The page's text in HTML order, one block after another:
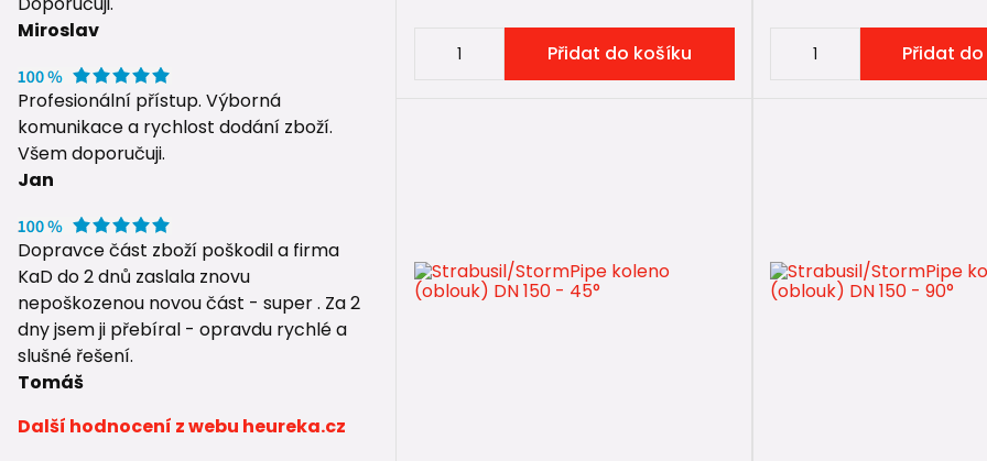
Miroslav
Profesionální přístup. Výborná
komunikace a rychlost dodání zboží.
Všem doporučuji.
Jan
Dopravce část zboží poškodil a firma
KaD do 2 dnů zaslala znovu
nepoškozenou novou část - super . Za 2
dny jsem ji přebíral - opravdu rychlé a
slušné řešení.
Tomáš
Další hodnocení z webu heureka.cz
Přidat do košíku Přidat